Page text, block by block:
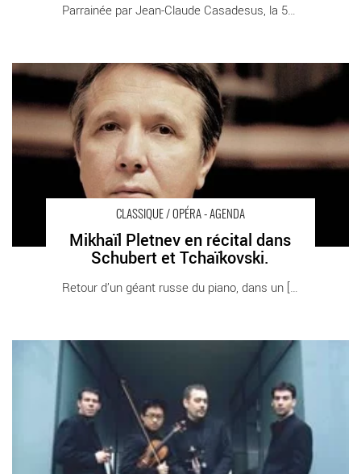
Parrainée par Jean-Claude Casadesus, la 5ème [...]
CLASSIQUE / OPÉRA - AGENDA
Mikhaïl Pletnev en récital dans
Schubert et Tchaïkovski.
Retour d’un géant russe du piano, dans un [...]
Mikhaïl Pletnev en récital dans Schubert et Tchaïkovski. -
Critique sortie Classique / Opéra Paris Théâtre des Champs-
Élysées
Quatuor Diotima - Critique sortie Classique / Opéra